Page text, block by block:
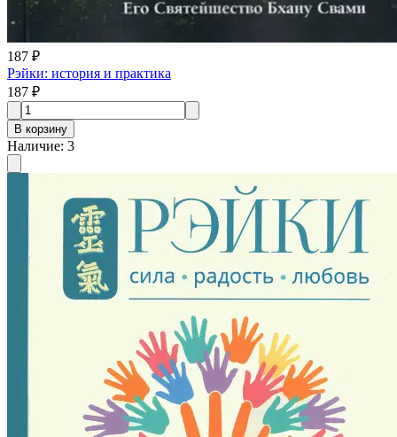
187 ₽
Рэйки: история и практика
187 ₽
В корзину
Наличие: 3